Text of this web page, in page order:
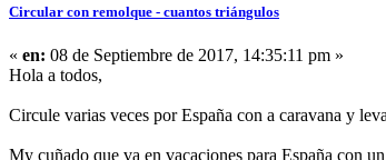
Circular con remolque - cuantos triángulos
« en: 08 de Septiembre de 2017, 14:35:11 pm »
Hola a todos,
Circule varias veces por España con a caravana y
My cuñado que va en vacaciones para España con